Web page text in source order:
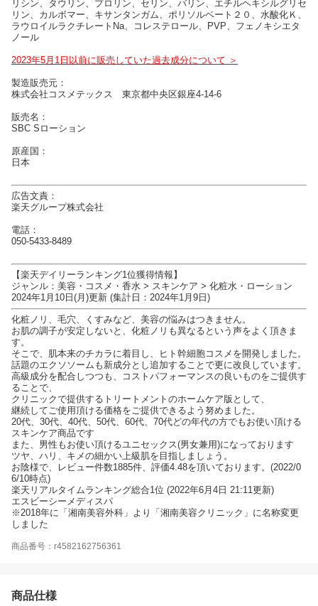
リシン、タウリン、プロリン、セリン、バリン、エチルヘキシルグリセ
リン、カルボマー、キサンタンガム、ポリソルベート２０、水酸化Ｋ、
ラウロイルラクチレートNa、コレステロール、PVP、フェノキシエタ
ノール
2023年5月1日以前に販売していた過去成分について ＞
製造販売元：
株式会社コスメテックス 東京都中央区銀座4-14-6
販売名：
SBC Sローション
原産国：
日本
広告文責：
楽天グループ株式会社
電話：
050-5433-8489
【楽天デイリーランキング1位獲得情報】
ジャンル：美容・コスメ・香水 > スキンケア > 化粧水・ローション
2024年1月10日(月)更新 (集計日：2024年1月9日)
化粧ノリ、毛穴、くすみなど、美容の悩みはつきません。
お肌の調子が安定しないと、化粧ノリも異なるという声をよく頂きま
す。
そこで、肌本来のチカラに着目し、ヒト幹細胞コスメを開発しました。
話題のエクソソームも新成分とし追加することで更に改良しています。
高級成分を配合しつつも、コストパフォーマンスの良いものをご提供す
ることで、
クリニックで提供するトリートメントのホームケア版として、
継続してご使用頂ける価格をご提供できるよう努めました。
20代、30代、40代、50代、60代、70代どの年代の方でもお使い頂ける
スキンケア商品です
また、男性もお使い頂けるユニセックス(男女兼用)になっております
ツヤ、ハリ、キメの細かい上級肌を目指しましょう。
お陰様で、レビュー件数1885件、評価4.48を頂いております。(2022/0
6/10時点)
楽天リアルタイムランキング総合1位 (2022年6月4日 21:11更新)
エスビーシーメディスパ
※2018年に「湘南美容外科」より「湘南美容クリニック」に名称変更
しました
商品番号：r4582162756361
商品仕様